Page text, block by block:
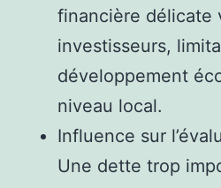
financière délicate
investisseurs,
développement
niveau local.
Influence sur
Une dette trop